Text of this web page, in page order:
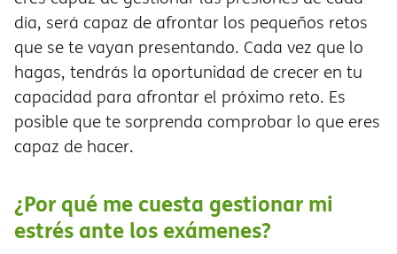
día, será capaz de afrontar los pequeños retos
que se te vayan presentando. Cada vez que lo
hagas, tendrás la oportunidad de crecer en tu
capacidad para afrontar el próximo reto. Es
posible que te sorprenda comprobar lo que eres
capaz de hacer.
¿Por qué me cuesta gestionar mi
estrés ante los exámenes?